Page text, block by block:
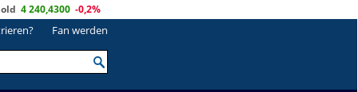
4 240,4300 -0,2%
Fan werden